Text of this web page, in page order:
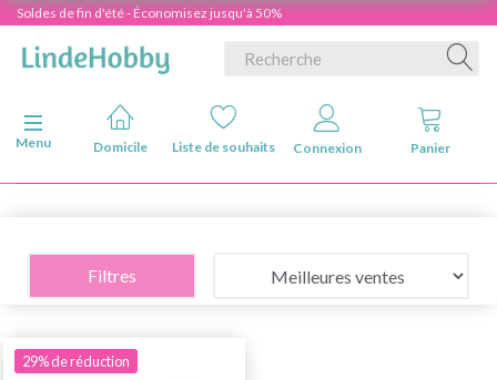
Soldes de fin d'été - Économisez jusqu'à 50%
Basculer la navigation
Menu
Domicile Liste de souhaits Connexion Panier
Filtres
29% de réduction